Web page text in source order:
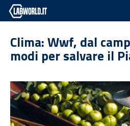
Clima: Wwf, dal
modi per salvare il